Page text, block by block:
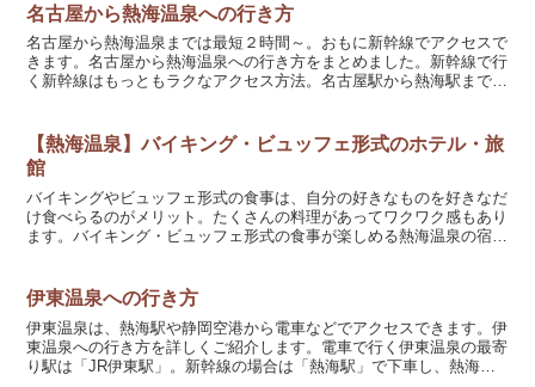
名古屋から熱海温泉への行き方
名古屋から熱海温泉までは最短２時間～。おもに新幹線でアクセスで
きます。名古屋から熱海温泉への行き方をまとめました。新幹線で行
く新幹線はもっともラクなアクセス方法。名古屋駅から熱海駅まで東
【熱海温泉】バイキング・ビュッフェ形式のホテル・旅
館
バイキングやビュッフェ形式の食事は、自分の好きなものを好きなだ
け食べらるのがメリット。たくさんの料理があってワクワク感もあり
ます。バイキング・ビュッフェ形式の食事が楽しめる熱海温泉の宿を
伊東温泉への行き方
伊東温泉は、熱海駅や静岡空港から電車などでアクセスできます。伊
東温泉への行き方を詳しくご紹介します。電車で行く伊東温泉の最寄
り駅は「JR伊東駅」。新幹線の場合は「熱海駅」で下車し、熱海駅